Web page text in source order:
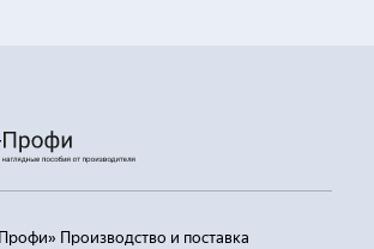
Производство и поставка